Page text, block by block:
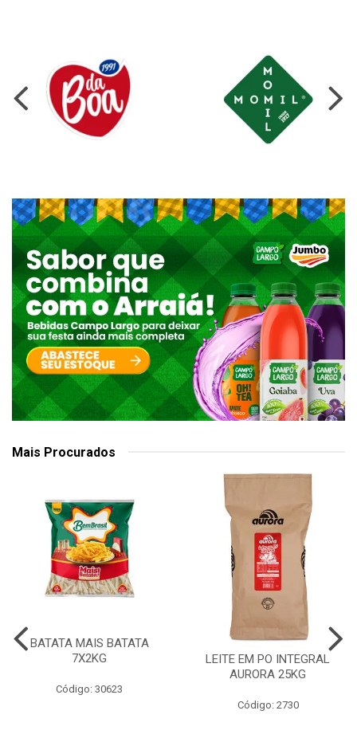
Mais Procurados
BATATA MAIS BATATA
7X2KG
Código: 30623
LEITE EM PO INTEGRAL
AURORA 25KG
Código: 2730